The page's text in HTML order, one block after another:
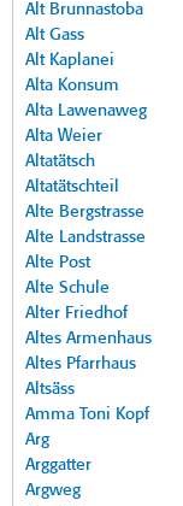
Alt Brunnastoba
Alt Gass
Alt Kaplanei
Alta Konsum
Alta Lawenaweg
Alta Weier
Altatätsch
Altatätschteil
Alte Bergstrasse
Alte Landstrasse
Alte Post
Alte Schule
Alter Friedhof
Altes Armenhaus
Altes Pfarrhaus
Altsäss
Amma Toni Kopf
Arg
Arggatter
Argweg